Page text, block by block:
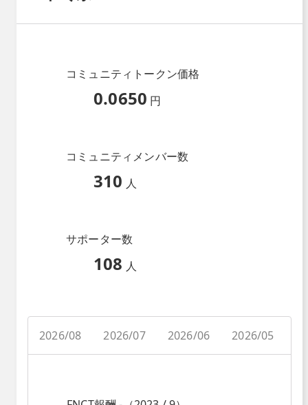
コミュニティトークン価格
0.0650 円
コミュニティメンバー数
310 人
サポーター数
108 人
2026/08 2026/07 2026/06 2026/05